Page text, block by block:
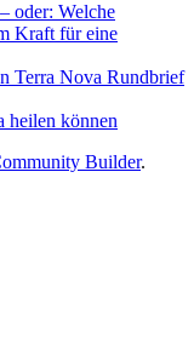
oder: Welche
Kraft für eine
Terra Nova Rundbrief
heilen können
Builder.